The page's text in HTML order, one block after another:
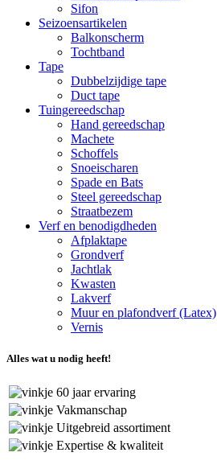
Sifon
Seizoensartikelen
Balkonscherm
Tochtband
Tape
Dubbelzijdige tape
Duct tape
Tuingereedschap
Hand gereedschap
Machete
Schoffels
Snoeischaren
Spade en Bats
Steel gereedschap
Straatbezem
Verf en benodigdheden
Afplaktape
Grondverf
Jachtlak
Kwasten
Lakverf
Muur en plafondverf (Latex)
Vernis
Alles wat u nodig heeft!
60 jaar ervaring
Vakmanschap
Uitgebreid assortiment
Expertise & kwaliteit